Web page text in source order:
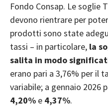
Fondo Consap. Le soglie
devono rientrare per
prodotti sono state
tassi – in particolare, la
salita in modo
erano pari a 3,76% per il
variabile; a gennaio 2026
4,20% e 4,37%.